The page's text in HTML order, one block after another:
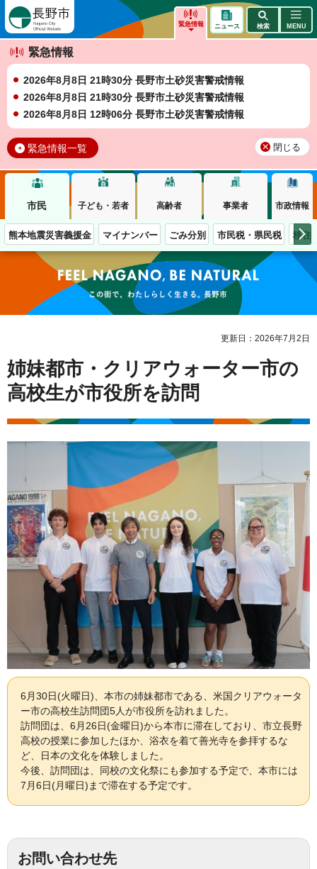
緊急情報
緊急情報
2026年8月8日 21時30分 長野市土砂災害警戒情報
2026年8月8日 21時30分 長野市土砂災害警戒情報
2026年8月8日 12時06分 長野市土砂災害警戒情報
緊急情報一覧 閉じる
ニュース 検索 MENU
市民 子ども・若者 高齢者 事業者 市政情報
熊本地震災害義援金 マイナンバー ごみ分別 市民税・県民税 移住
この街で、わたしらしく生きる。長野市
更新日：2026年7月2日
姉妹都市・クリアウォーター市の
高校生が市役所を訪問
6月30日(火曜日)、本市の姉妹都市である、米国クリアウォータ
ー市の高校生訪問団5人が市役所を訪れました。
訪問団は、6月26日(金曜日)から本市に滞在しており、市立長野
高校の授業に参加したほか、浴衣を着て善光寺を参拝するな
ど、日本の文化を体験しました。
今後、訪問団は、同校の文化祭にも参加する予定で、本市には
7月6日(月曜日)まで滞在する予定です。
お問い合わせ先